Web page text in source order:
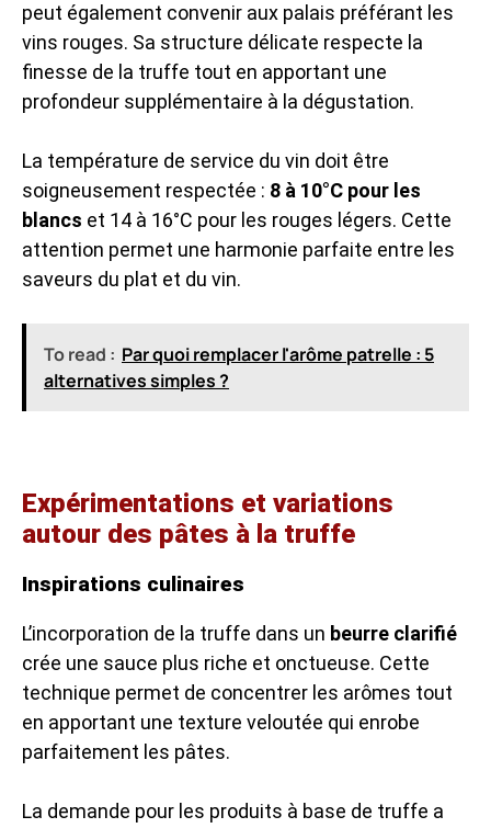
peut également convenir aux palais préférant les
vins rouges. Sa structure délicate respecte la
finesse de la truffe tout en apportant une
profondeur supplémentaire à la dégustation.
La température de service du vin doit être
soigneusement respectée : 8 à 10°C pour les
blancs et 14 à 16°C pour les rouges légers. Cette
attention permet une harmonie parfaite entre les
saveurs du plat et du vin.
To read : Par quoi remplacer l'arôme patrelle : 5
alternatives simples ?
Expérimentations et variations
autour des pâtes à la truffe
Inspirations culinaires
L’incorporation de la truffe dans un beurre clarifié
crée une sauce plus riche et onctueuse. Cette
technique permet de concentrer les arômes tout
en apportant une texture veloutée qui enrobe
parfaitement les pâtes.
La demande pour les produits à base de truffe a